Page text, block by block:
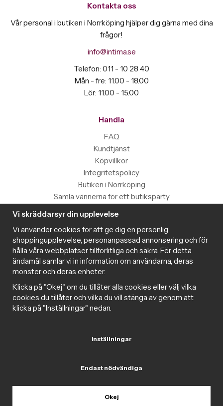
Kontakta oss
Vår personal i butiken i Norrköping hjälper dig gärna med dina
frågor!
info@intima.se
Telefon: 011 - 10 28 40
Mån - fre: 11.00 - 18.00
Lör: 11.00 - 15.00
Handla
FAQ
Kundtjänst
Köpvillkor
Integritetspolicy
Butiken i Norrköping
Samla vännerna för ett butiksparty
Information
Magazine
Populära produkter med toppbetyg
Nyhetsbrev
Om cookies
Samarbeta med Intima
Cookie inställningar
Följ oss gärna på sociala medier
Vi skräddarsyr din upplevelse
Vi använder cookies för att ge dig en personlig
shoppingupplevelse, personanpassad annonsering och för
hålla våra webbplatser tillförlitliga och säkra. För detta
ändamål samlar vi in information om användarna, deras
mönster och deras enheter.
Klicka på "Okej" om du tillåter alla cookies eller välj vilka
cookies du tillåter och vilka du vill stänga av genom att
klicka på "Inställningar" nedan.
Inställningar
Endast nödvändiga
Okej